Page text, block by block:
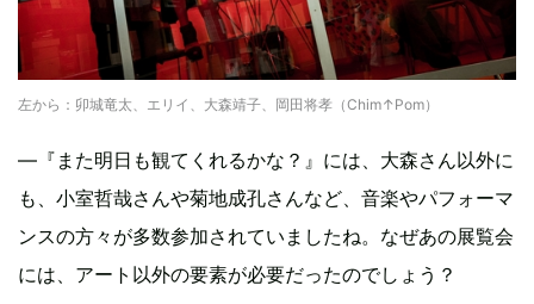
左から：卯城竜太、エリイ、大森靖子、岡田将孝（Chim↑Pom）
―『また明日も観てくれるかな？』には、大森さん以外に
も、小室哲哉さんや菊地成孔さんなど、音楽やパフォーマ
ンスの方々が多数参加されていましたね。なぜあの展覧会
には、アート以外の要素が必要だったのでしょう？